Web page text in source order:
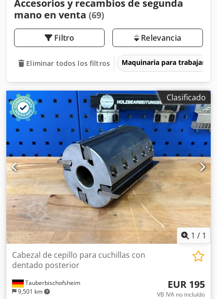
Accesorios y recambios de segunda
mano en venta (69)
Filtro Relevancia
Eliminar todos los filtros Maquinaria para trabajar la
Clasificado
1 / 1
Tauberbischofsheim
9,501 km
Cabezal de cepillo para cuchillas con
dentado posterior
EUR 195
VB IVA no incluído